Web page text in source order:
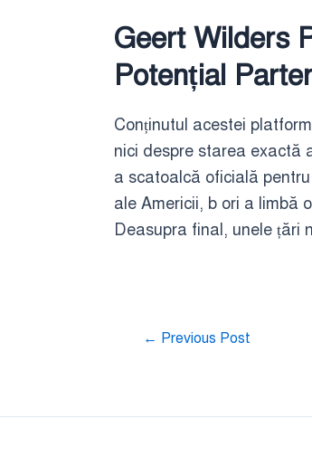
Geert Wilders
Potențial
Conținutul acestei
nici despre starea exactă
a scatoalcă oficială
ale Americii, b ori a limbă
Deasupra final, unele țări
← Previous Post